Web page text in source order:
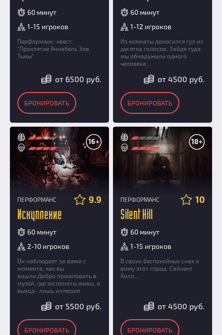
60 минут
1-15 игроков
Перформанс-квест
"Проклятие Аннабель Зов
Тьмы"
от 6500 руб.
БРОНИРОВАТЬ
60 минут
1-12 игроков
Из комнаты доносился гул из
десятка голосов. Зайдя туда,
мы обнаружили одного
человека…
от 4500 руб.
БРОНИРОВАТЬ
16+
ПЕРФОРМАНС 9.9
Искупление
60 минут
2-10 игроков
Он наблюдает за вами с
момента, как вы
вошли:Добро пожаловать в
музей, где экспонаты живы, а
выход- лишь иллюзия
от 5500 руб.
БРОНИРОВАТЬ
18+
ПЕРФОРМАНС 10
Silent Hill
60 минут
1-15 игроков
В своих беспокойных снах я
вижу этот город. Сайлент
Хилл…
от 4500 руб.
БРОНИРОВАТЬ